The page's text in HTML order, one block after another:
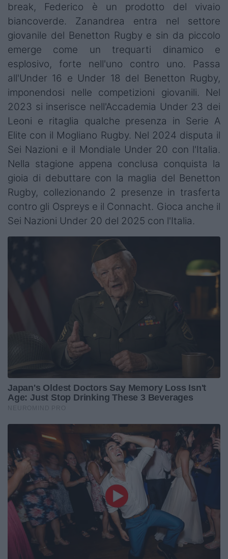
break, Federico è un prodotto del vivaio
biancoverde. Zanandrea entra nel settore
giovanile del Benetton Rugby e sin da piccolo
emerge come un trequarti dinamico e
esplosivo, forte nell'uno contro uno. Passa
all'Under 16 e Under 18 del Benetton Rugby,
imponendosi nelle competizioni giovanili. Nel
2023 si inserisce nell'Accademia Under 23 dei
Leoni e ritaglia qualche presenza in Serie A
Elite con il Mogliano Rugby. Nel 2024 disputa il
Sei Nazioni e il Mondiale Under 20 con l'Italia.
Nella stagione appena conclusa conquista la
gioia di debuttare con la maglia del Benetton
Rugby, collezionando 2 presenze in trasferta
contro gli Ospreys e il Connacht. Gioca anche il
Sei Nazioni Under 20 del 2025 con l'Italia.